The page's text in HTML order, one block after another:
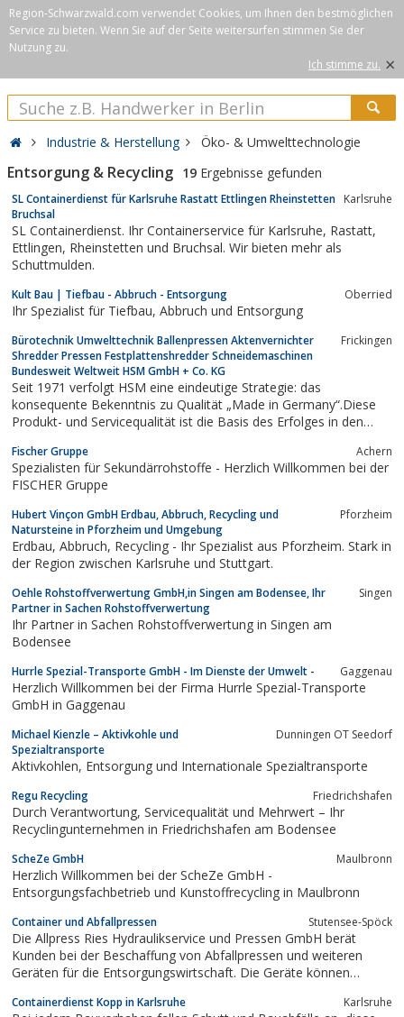
Region-Schwarzwald.com verwendet Cookies, um Ihnen den bestmöglichen
Service zu bieten. Wenn Sie auf der Seite weitersurfen stimmen Sie der
Nutzung zu.
Ich stimme zu. ×
Industrie & Herstellung Öko- & Umwelttechnologie
Entsorgung & Recycling 19 Ergebnisse gefunden
SL Containerdienst für Karlsruhe Rastatt Ettlingen Rheinstetten
Bruchsal
Karlsruhe
SL Containerdienst. Ihr Containerservice für Karlsruhe, Rastatt,
Ettlingen, Rheinstetten und Bruchsal. Wir bieten mehr als
Schuttmulden.
Kult Bau | Tiefbau - Abbruch - Entsorgung Oberried
Ihr Spezialist für Tiefbau, Abbruch und Entsorgung
Bürotechnik Umwelttechnik Ballenpressen Aktenvernichter
Shredder Pressen Festplattenshredder Schneidemaschinen
Bundesweit Weltweit HSM GmbH + Co. KG
Frickingen
Seit 1971 verfolgt HSM eine eindeutige Strategie: das
konsequente Bekenntnis zu Qualität „Made in Germany“.Diese
Produkt- und Servicequalität ist die Basis des Erfolges in den
Als Spezialist für Produkte und Dienstleistungen zum
Datenschutz und für Technologien zur...
Fischer Gruppe Achern
Spezialisten für Sekundärrohstoffe - Herzlich Willkommen bei der
FISCHER Gruppe
Hubert Vinçon GmbH Erdbau, Abbruch, Recycling und
Natursteine in Pforzheim und Umgebung
Pforzheim
Erdbau, Abbruch, Recycling - Ihr Spezialist aus Pforzheim. Stark in
der Region zwischen Karlsruhe und Stuttgart.
Oehle Rohstoffverwertung GmbH,in Singen am Bodensee, Ihr
Partner in Sachen Rohstoffverwertung
Singen
Ihr Partner in Sachen Rohstoffverwertung in Singen am
Bodensee
Hurrle Spezial-Transporte GmbH - Im Dienste der Umwelt - Gaggenau
Herzlich Willkommen bei der Firma Hurrle Spezial-Transporte
GmbH in Gaggenau
Michael Kienzle – Aktivkohle und
Spezialtransporte
Dunningen OT Seedorf
Aktivkohlen, Entsorgung und Internationale Spezialtransporte
Regu Recycling Friedrichshafen
Durch Verantwortung, Servicequalität und Mehrwert – Ihr
Recyclingunternehmen in Friedrichshafen am Bodensee
ScheZe GmbH Maulbronn
Herzlich Willkommen bei der ScheZe GmbH -
Entsorgungsfachbetrieb und Kunstoffrecycling in Maulbronn
Container und Abfallpressen Stutensee-Spöck
Die Allpress Ries Hydraulikservice und Pressen GmbH berät
Kunden bei der Beschaffung von Abfallpressen und weiteren
Geräten für die Entsorgungswirtschaft. Die Geräte können
Containerdienst Kopp in Karlsruhe Karlsruhe